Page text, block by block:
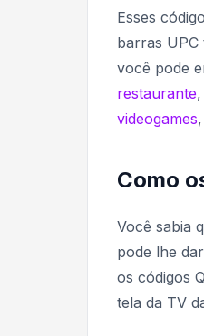
Esses
barras UPC
você pode
restaurante,
videogames
Como
Você sabia
pode lhe
os códigos
tela da TV